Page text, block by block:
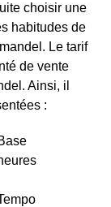
choisir une
habitudes de
Le tarif
de vente
Ainsi, il
: